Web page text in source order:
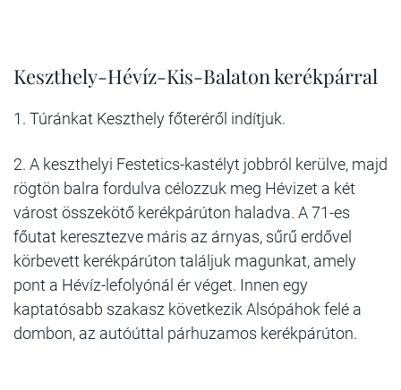
Keszthely-Hévíz-Kis-Balaton kerékpárral
1. Túránkat Keszthely főteréről indítjuk.
2. A keszthelyi Festetics-kastélyt jobbról kerülve, majd
rögtön balra fordulva célozzuk meg Hévizet a két
várost összekötő kerékpárúton haladva. A 71-es
főutat keresztezve máris az árnyas, sűrű erdővel
körbevett kerékpárúton találjuk magunkat, amely
pont a Hévíz-lefolyónál ér véget. Innen egy
kaptatósabb szakasz következik Alsópáhok felé a
dombon, az autóúttal párhuzamos kerékpárúton.